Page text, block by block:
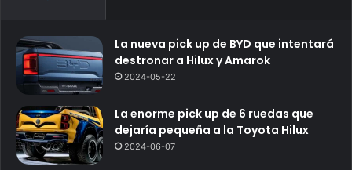
La nueva pick up de BYD que intentará
destronar a Hilux y Amarok
2024-05-22
La enorme pick up de 6 ruedas que
dejaría pequeña a la Toyota Hilux
2024-06-07